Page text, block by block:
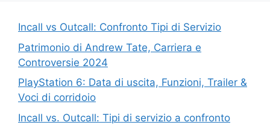
Incall vs Outcall: Confronto Tipi di Servizio
Patrimonio di Andrew Tate, Carriera e
Controversie 2024
PlayStation 6: Data di uscita, Funzioni, Trailer &
Voci di corridoio
Incall vs. Outcall: Tipi di servizio a confronto